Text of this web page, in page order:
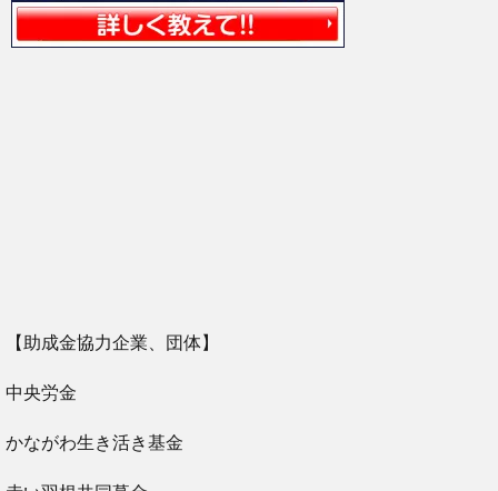
【助成金協力企業、団体】
中央労金
かながわ生き活き基金